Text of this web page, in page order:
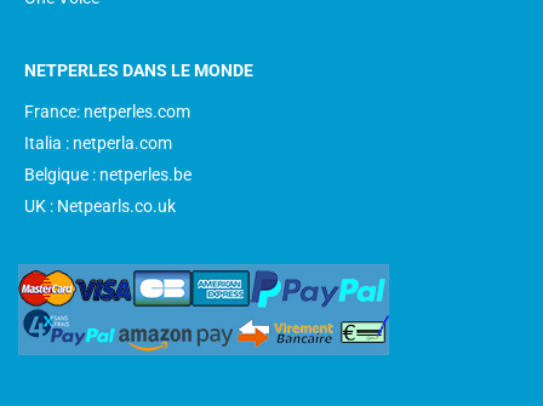
NETPERLES DANS LE MONDE
France: netperles.com
Italia : netperla.com
Belgique : netperles.be
UK : Netpearls.co.uk